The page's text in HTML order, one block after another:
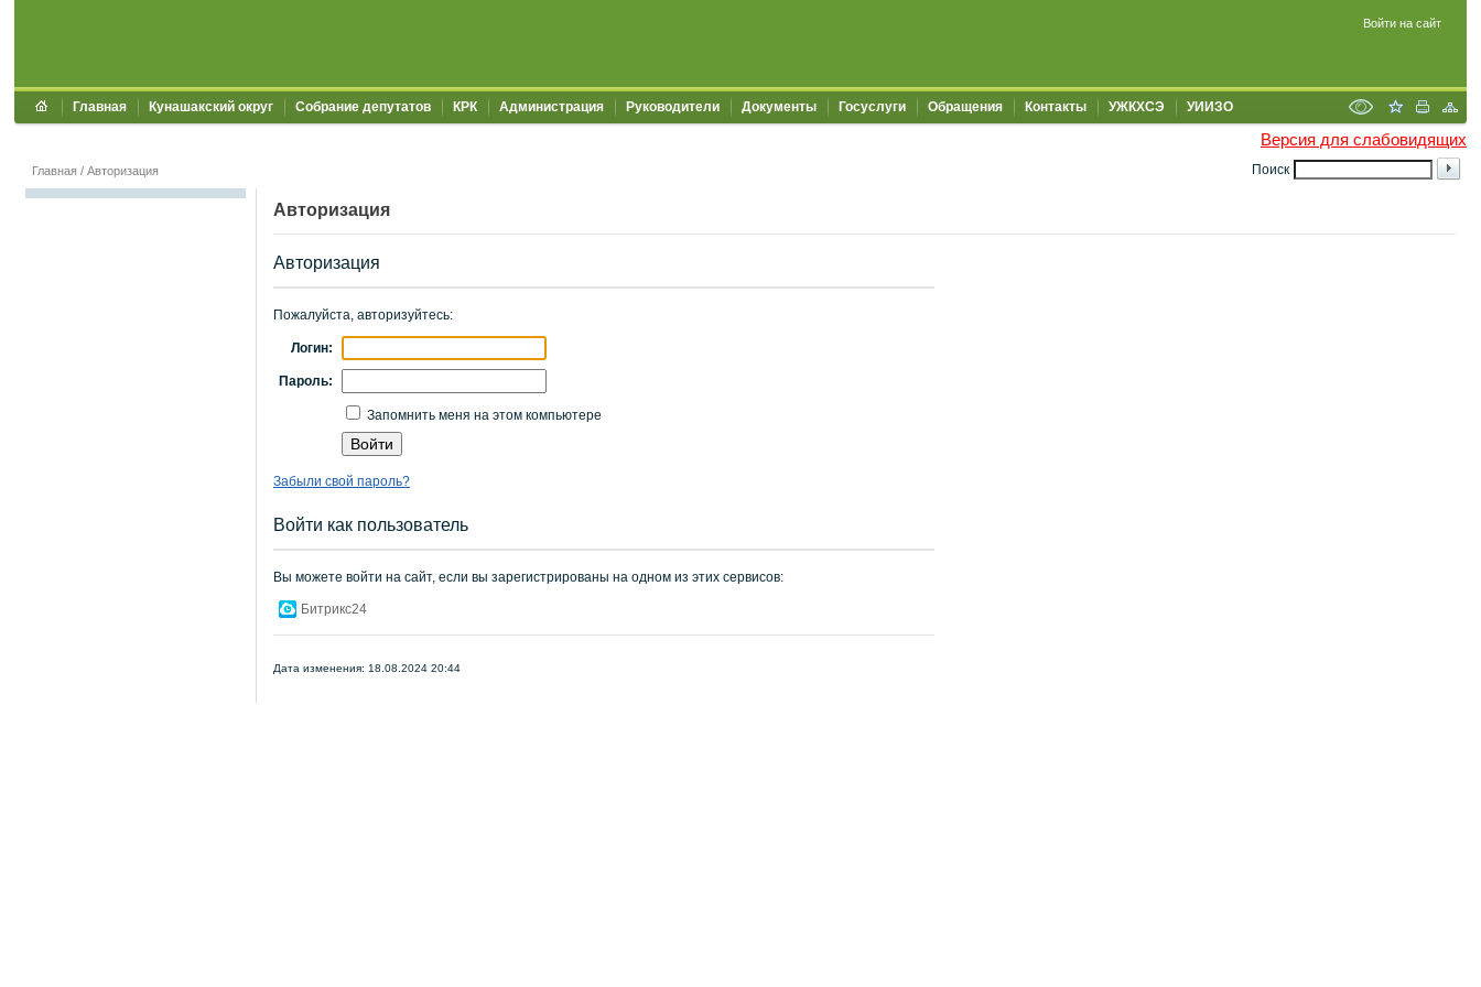
Войти на сайт
Главная Кунашакский округ Собрание депутатов КРК Администрация Руководители Документы Госуслуги Обращения Контакты УЖКХСЭ УИИЗО
Версия для слабовидящих
Поиск
Главная / Авторизация
Авторизация
Авторизация
Пожалуйста, авторизуйтесь:
Логин:
Пароль:
Запомнить меня на этом компьютере
Забыли свой пароль?
Войти как пользователь
Вы можете войти на сайт, если вы зарегистрированы на одном из этих сервисов:
Битрикс24
Дата изменения: 18.08.2024 20:44